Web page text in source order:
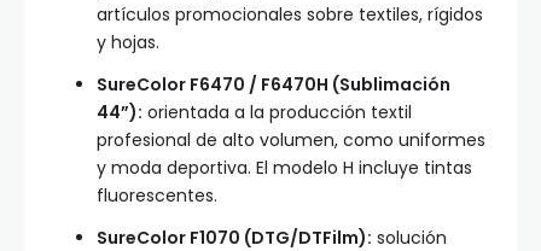
artículos promocionales sobre textiles, rígidos
y hojas.
SureColor F6470 / F6470H (Sublimación
44”): orientada a la producción textil
profesional de alto volumen, como uniformes
y moda deportiva. El modelo H incluye tintas
fluorescentes.
SureColor F1070 (DTG/DTFilm): solución